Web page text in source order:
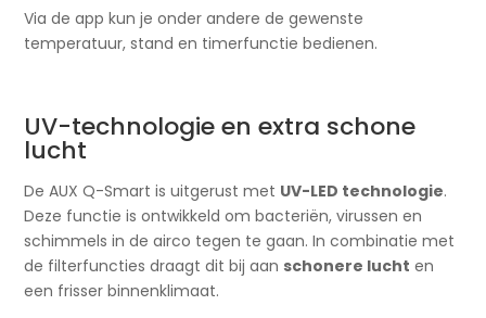
Via de app kun je onder andere de gewenste
temperatuur, stand en timerfunctie bedienen.
UV-technologie en extra schone
lucht
De AUX Q-Smart is uitgerust met UV-LED technologie.
Deze functie is ontwikkeld om bacteriën, virussen en
schimmels in de airco tegen te gaan. In combinatie met
de filterfuncties draagt dit bij aan schonere lucht en
een frisser binnenklimaat.